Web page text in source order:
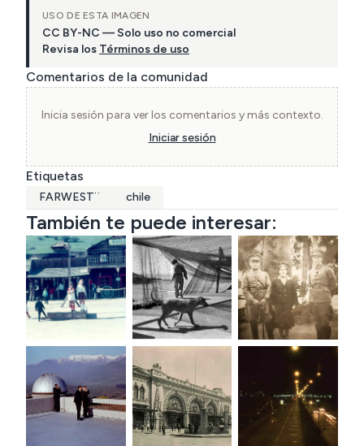
USO DE ESTA IMAGEN
CC BY-NC — Solo uso no comercial
Revisa los Términos de uso
Comentarios de la comunidad
Inicia sesión para ver los comentarios y más contexto.
Iniciar sesión
Etiquetas
FARWEST¨ chile
También te puede interesar: